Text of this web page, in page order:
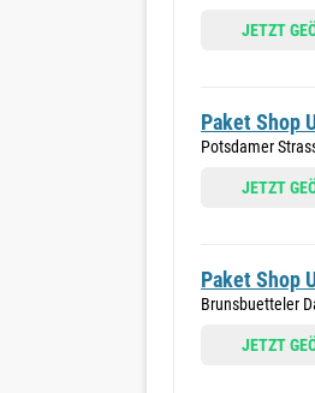
JETZT
Paket Shop
Potsdamer
JETZT
Paket Shop
Brunsbuetteler
JETZT